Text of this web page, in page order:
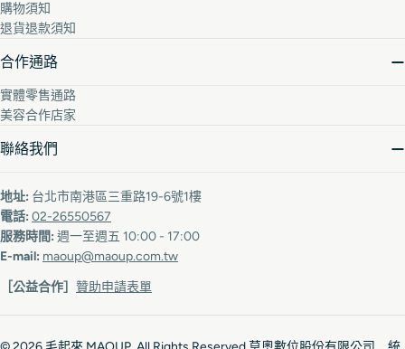
購物須知
退貨退款須知
合作通路
實體零售通路
美容合作店家
聯絡我們
地址: 台北市南港區三重路19-6號1樓
電話: 02-26550567
服務時間: 週一至週五 10:00 - 17:00
E-mail: maoup@maoup.com.tw
［公益合作］ 贊助申請表單